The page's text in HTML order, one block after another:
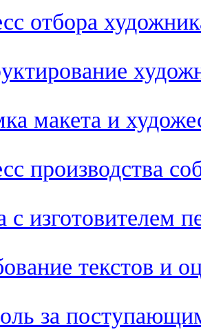
отбора
макета и
производства
с изготовителем
текстов и
за